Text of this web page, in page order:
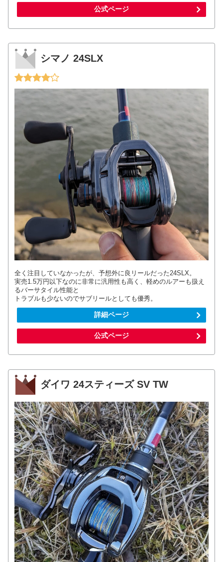
公式ページ
シマノ 24SLX
全く注目していなかったが、予想外に良リールだった24SLX。
実売1.5万円以下なのに非常に汎用性も高く、軽めのルアーも扱え
るバーサタイル性能と
トラブルも少ないのでサブリールとしても優秀。
詳細ページ
公式ページ
ダイワ 24スティーズ SV TW